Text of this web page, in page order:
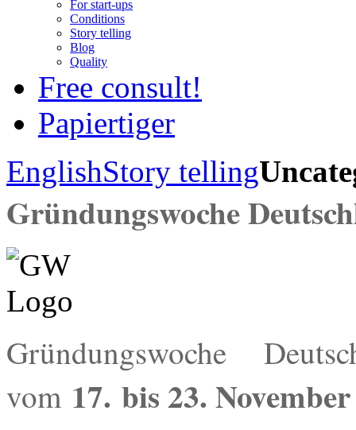
For start-ups
Conditions
Story telling
Blog
Quality
Free consult!
Papiertiger
EnglishStory telling
Gründungswoche
Gründungswoche
vom 17. bis 23.